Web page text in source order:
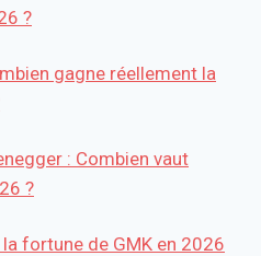
?
gagne réellement la
: Combien vaut
?
fortune de GMK en 2026